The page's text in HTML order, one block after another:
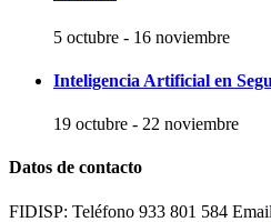
5 octubre - 16 noviembre
Inteligencia Artificial en
19 octubre - 22 noviembre
Datos de contacto
FIDISP: Teléfono 933 801 584